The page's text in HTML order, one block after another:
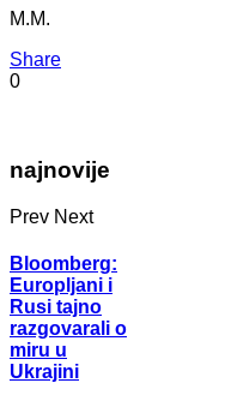
M.M.
Share
0
najnovije
Prev Next
Bloomberg:
Europljani i
Rusi tajno
razgovarali o
miru u
Ukrajini